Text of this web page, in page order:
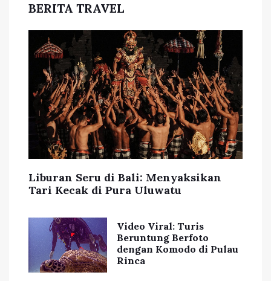
BERITA TRAVEL
Liburan Seru di Bali: Menyaksikan
Tari Kecak di Pura Uluwatu
Video Viral: Turis
Beruntung Berfoto
dengan Komodo di Pulau
Rinca